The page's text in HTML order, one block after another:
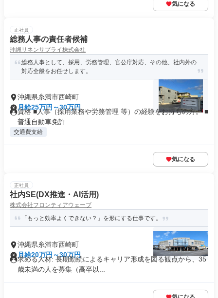
気になる
正社員
総務人事の責任者候補
沖縄リネンサプライ株式会社
総務人事として、採用、労務管理、官公庁対応、その他、社内外の
対応全般をお任せします。
沖縄県糸満市西崎町
月給25万円～30万円
資格 ■人事（採用業務や労務管理 等）の経験をお持ちの方。 ■
普通自動車免許
交通費支給
気になる
正社員
社内SE(DX推進・AI活用)
株式会社フロンティアウェーブ
「もっと効率よくできない？」を形にする仕事です。
沖縄県糸満市西崎町
月給20万円～30万円
求める人材: 長期勤続によるキャリア形成を図る観点から、35
歳未満の人を募集（高卒以...